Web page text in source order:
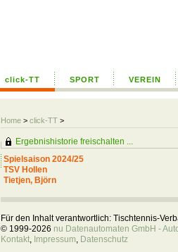
click-TT SPORT VEREIN
Home > click-TT >
Ergebnishistorie freischalten ...
Spielsaison 2024/25
TSV Hollen
Tietjen, Björn
Für den Inhalt verantwortlich: Tischtennis-
© 1999-2026 nu Datenautomaten GmbH -
Kontakt, Impressum, Datenschutz